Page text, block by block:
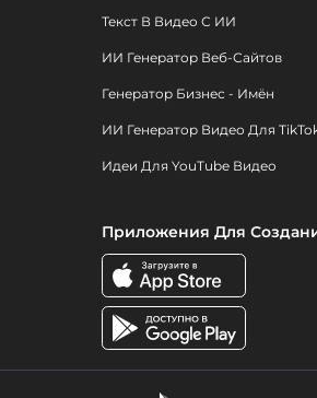
Текст В Видео С ИИ
ИИ Генератор Веб-Сайтов
Генератор Бизнес - Имён
ИИ Генератор Видео Для
Идеи Для YouTube Видео
Приложения Для